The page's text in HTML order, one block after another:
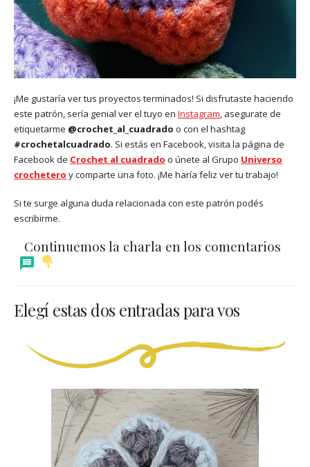
¡Me gustaría ver tus proyectos terminados! Si disfrutaste haciendo
este patrón, sería genial ver el tuyo en Instagram, asegurate de
etiquetarme @crochet_al_cuadrado o con el hashtag
#crochetalcuadrado. Si estás en Facebook, visita la página de
Facebook de Crochet al cuadrado o únete al Grupo Universo
crochetero y comparte una foto. ¡Me haría feliz ver tu trabajo!
Si te surge alguna duda relacionada con este patrón podés
escribirme.
Continuemos la charla en los comentarios
Elegí estas dos entradas para vos